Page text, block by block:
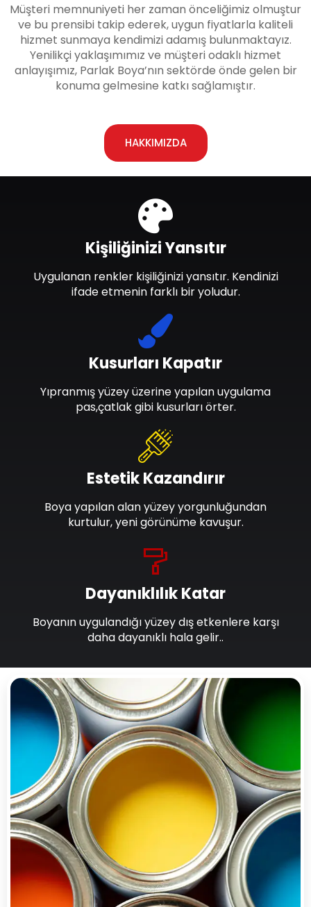
Müşteri memnuniyeti her zaman önceliğimiz olmuştur
ve bu prensibi takip ederek, uygun fiyatlarla kaliteli
hizmet sunmaya kendimizi adamış bulunmaktayız.
Yenilikçi yaklaşımımız ve müşteri odaklı hizmet
anlayışımız, Parlak Boya’nın sektörde önde gelen bir
konuma gelmesine katkı sağlamıştır.
HAKKIMIZDA
Dayanıklılık Katar
Boyanın uygulandığı yüzey dış etkenlere karşı
daha dayanıklı hala gelir..
Estetik Kazandırır
Boya yapılan alan yüzey yorgunluğundan
kurtulur, yeni görünüme kavuşur.
Kusurları Kapatır
Yıpranmış yüzey üzerine yapılan uygulama
pas,çatlak gibi kusurları örter.
Kişiliğinizi Yansıtır
Uygulanan renkler kişiliğinizi yansıtır. Kendinizi
ifade etmenin farklı bir yoludur.